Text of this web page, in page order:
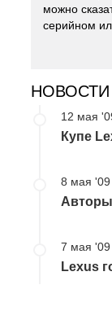
можно
серийном
12 мая
Купе
8 мая '09
7 мая '09
Lexus